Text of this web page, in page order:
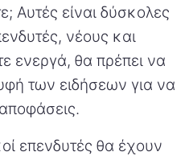
Αυτές είναι δύσκολες
νέους και
ενεργά, θα πρέπει να
των ειδήσεων για να
επενδυτές θα έχουν